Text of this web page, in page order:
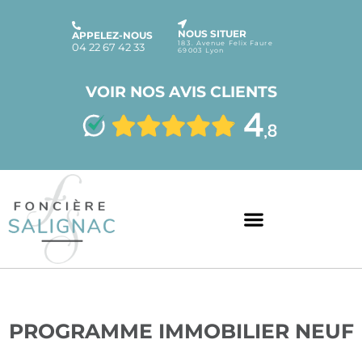
APPELEZ-NOUS
04 22 67 42 33
NOUS SITUER
183. Avenue Felix Faure
69003 Lyon
VOIR NOS AVIS CLIENTS
PROGRAMME IMMOBILIER NEUF